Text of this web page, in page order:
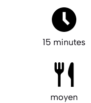
15 minutes
moyen